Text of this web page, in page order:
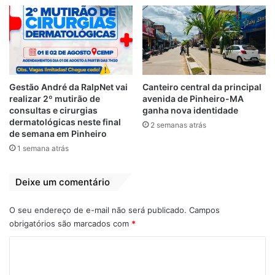
saneamento. “Se não investirmos em
drenagem, todo investimento em asfalto
será a curto prazo”, encerrou.
Relacionado
“Querem condenar
sem prova”, diz
Chaguinhas ao
defender Domingos
Em "LEGISLATIVO"
Vereador Francisco
Chaguinhas
Vereador Francisco
Chaguinhas
compõe bloco
Gestão André da RalpNet vai
realizar 2º mutirão de
consultas e cirurgias
dermatológicas neste final
de semana em Pinheiro
1 semana atrás
Canteiro central da principal
avenida de Pinheiro-MA
ganha nova identidade
2 semanas atrás
Deixe um comentário
O seu endereço de e-mail não será publicado. Campos
obrigatórios são marcados com *